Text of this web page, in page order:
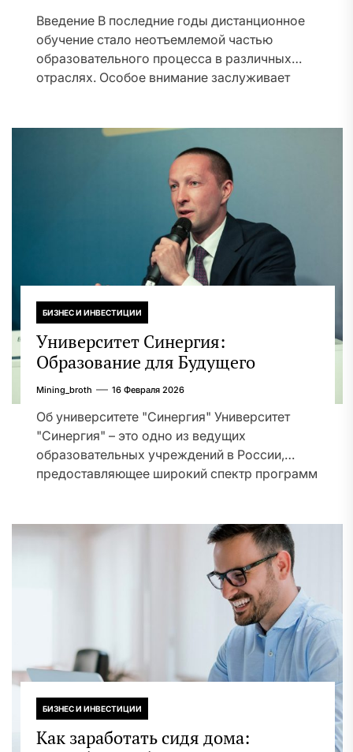
Введение В последние годы дистанционное
обучение стало неотъемлемой частью
образовательного процесса в различных
отраслях. Особое внимание заслуживает
БИЗНЕС И ИНВЕСТИЦИИ
Университет Синергия:
Образование для Будущего
Mining_broth 16 Февраля 2026
Об университете "Синергия" Университет
"Синергия" – это одно из ведущих
образовательных учреждений в России,
предоставляющее широкий спектр программ
БИЗНЕС И ИНВЕСТИЦИИ
Как заработать сидя дома: